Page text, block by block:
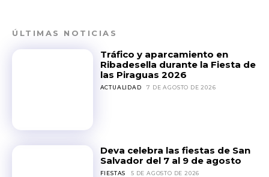
ÚLTIMAS NOTICIAS
Tráfico y aparcamiento en
Ribadesella durante la Fiesta de
las Piraguas 2026
ACTUALIDAD 7 DE AGOSTO DE 2026
Deva celebra las fiestas de San
Salvador del 7 al 9 de agosto
FIESTAS 5 DE AGOSTO DE 2026